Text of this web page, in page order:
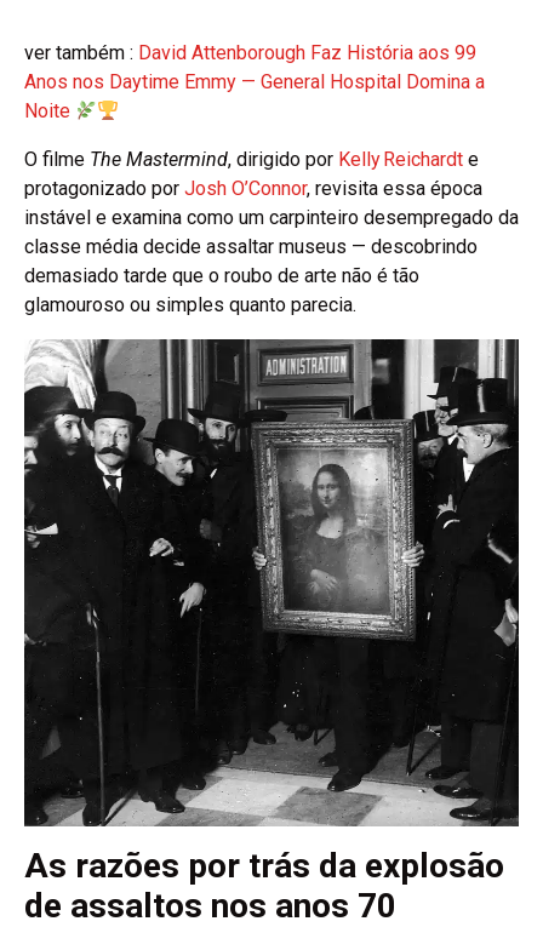
ver também : David Attenborough Faz História aos 99
Anos nos Daytime Emmy — General Hospital Domina a
Noite
O filme The Mastermind, dirigido por Kelly Reichardt e
protagonizado por Josh O’Connor, revisita essa época
instável e examina como um carpinteiro desempregado da
classe média decide assaltar museus — descobrindo
demasiado tarde que o roubo de arte não é tão
glamouroso ou simples quanto parecia.
As razões por trás da explosão
de assaltos nos anos 70